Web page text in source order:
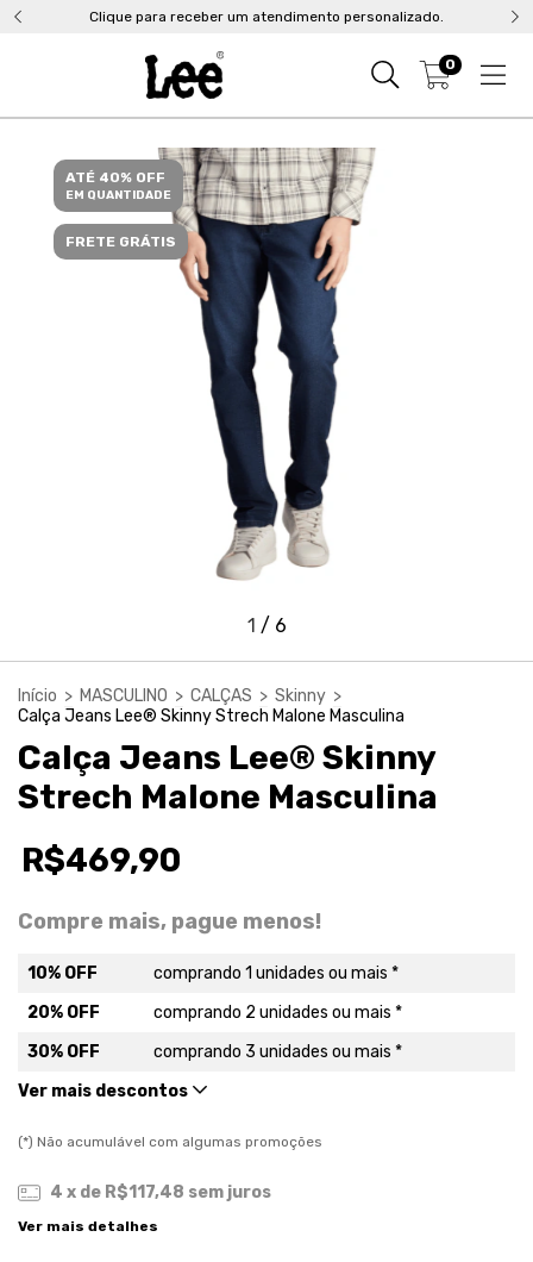
Clique para receber um atendimento personalizado.
0
ATÉ 40% OFF
EM QUANTIDADE
FRETE GRÁTIS
1 / 6
Início > MASCULINO > CALÇAS > Skinny >
Calça Jeans Lee® Skinny Strech Malone Masculina
Calça Jeans Lee® Skinny
Strech Malone Masculina
R$469,90
Compre mais, pague menos!
10% OFF
comprando 1 unidades ou mais *
20% OFF
comprando 2 unidades ou mais *
30% OFF
comprando 3 unidades ou mais *
Ver mais descontos
(*) Não acumulável com algumas promoções
4 x de R$117,48 sem juros
Ver mais detalhes